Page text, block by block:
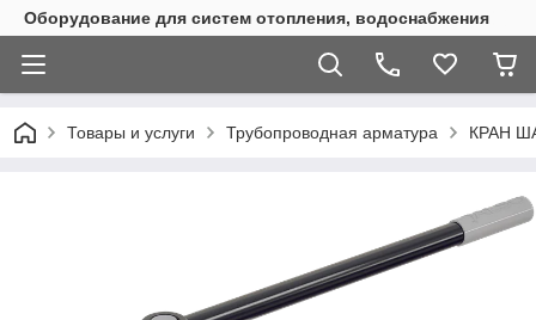
Оборудование для систем отопления, водоснабжения
Товары и услуги Трубопроводная арматура КРАН